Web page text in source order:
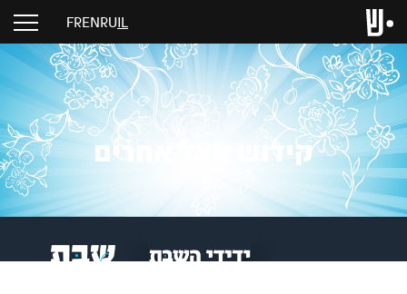
IL
RU
EN
FR
קידוש אצל אחרים